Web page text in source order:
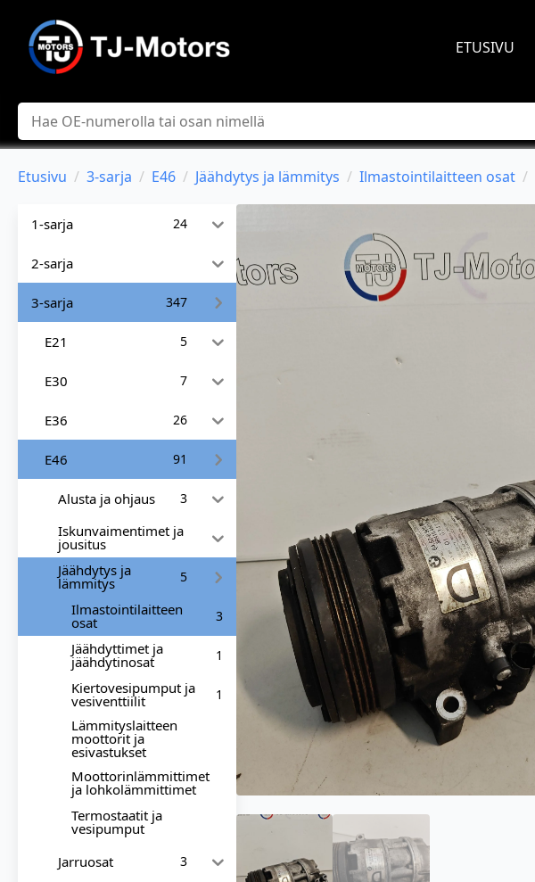
ETUSIVU
Hae
Etusivu 3-sarja E46 Jäähdytys ja lämmitys Ilmastointilaitteen osat
1-sarja 24
2-sarja
3-sarja 347
E21 5
E30 7
E36 26
E46 91
Alusta ja ohjaus 3
Iskunvaimentimet ja
jousitus
Jäähdytys ja
lämmitys 5
Ilmastointilaitteen
osat 3
Jäähdyttimet ja
jäähdytinosat 1
Kiertovesipumput ja
vesiventtiilit 1
Lämmityslaitteen
moottorit ja
esivastukset
Moottorinlämmittimet
ja lohkolämmittimet
Termostaatit ja
vesipumput
Jarruosat
3